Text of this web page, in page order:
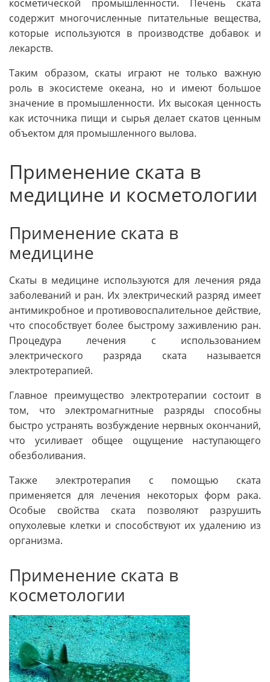
косметической промышленности. Печень ската
содержит многочисленные питательные вещества,
которые используются в производстве добавок и
лекарств.
Таким образом, скаты играют не только важную
роль в экосистеме океана, но и имеют большое
значение в промышленности. Их высокая ценность
как источника пищи и сырья делает скатов ценным
объектом для промышленного вылова.
Применение ската в
медицине и косметологии
Применение ската в
медицине
Скаты в медицине используются для лечения ряда
заболеваний и ран. Их электрический разряд имеет
антимикробное и противовоспалительное действие,
что способствует более быстрому заживлению ран.
Процедура лечения с использованием
электрического разряда ската называется
электротерапией.
Главное преимущество электротерапии состоит в
том, что электромагнитные разряды способны
быстро устранять возбуждение нервных окончаний,
что усиливает общее ощущение наступающего
обезболивания.
Также электротерапия с помощью ската
применяется для лечения некоторых форм рака.
Особые свойства ската позволяют разрушить
опухолевые клетки и способствуют их удалению из
организма.
Применение ската в
косметологии